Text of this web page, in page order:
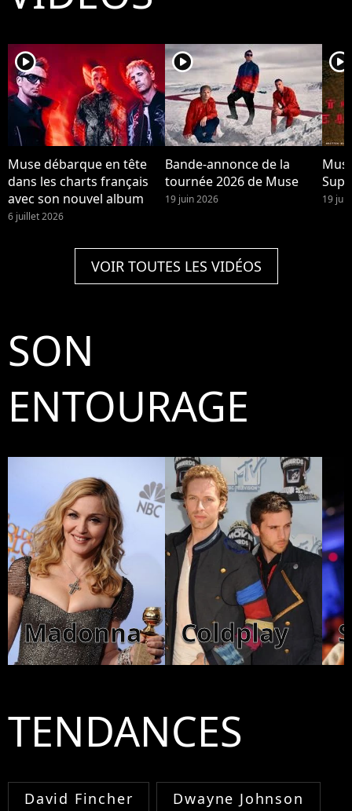
player2
Muse débarque en tête
dans les charts français
avec son nouvel album
6 juillet 2026
player2
Bande-annonce de la
tournée 2026 de Muse
19 juin 2026
player2
19
VOIR TOUTES LES VIDÉOS
SON
ENTOURAGE
Madonna Coldplay
TENDANCES
David Fincher Dwayne Johnson